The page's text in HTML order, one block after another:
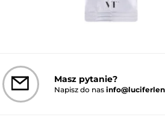
Masz pytanie?
Napisz do nas